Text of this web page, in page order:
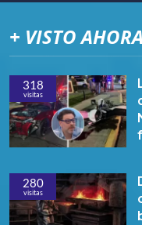
+ VISTO AHORA
318
visitas
280
visitas